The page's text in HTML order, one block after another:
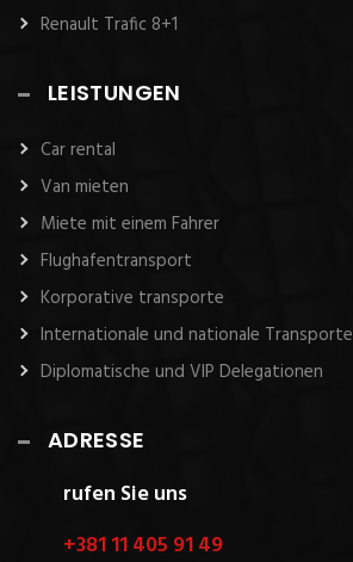
Renault Trafic 8+1
LEISTUNGEN
Car rental
Van mieten
Miete mit einem Fahrer
Flughafentransport
Korporative transporte
Internationale und nationale Transporte
Diplomatische und VIP Delegationen
ADRESSE
rufen Sie uns
+381 11 405 91 49